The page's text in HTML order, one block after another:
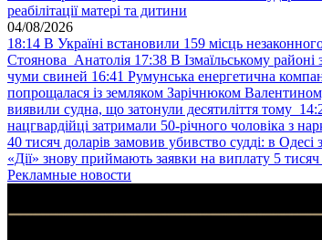
реабілітації матері та дитини
04/08/2026
18:14 В Україні встановили 159 місць
Стоянова Анатолія 17:38 В Ізмаїльському
чуми свиней 16:41 Румунська енергетична
попрощалася із земляком Зарічнюком
виявили судна, що затонули десятиліття тому
нацгвардійці затримали 50-річного чоловіка з
40 тисяч доларів замовив убивство судді: в Одесі
«Дії» знову приймають заявки на виплату 5
Рекламные новости